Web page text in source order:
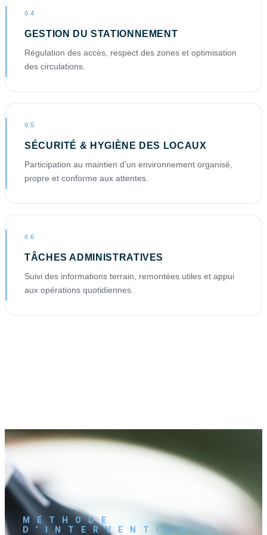
04
GESTION DU STATIONNEMENT
Régulation des accès, respect des zones et optimisation
des circulations.
05
SÉCURITÉ & HYGIÈNE DES LOCAUX
Participation au maintien d’un environnement organisé,
propre et conforme aux attentes.
06
TÂCHES ADMINISTRATIVES
Suivi des informations terrain, remontées utiles et appui
aux opérations quotidiennes.
MÉTHODE
D’INTERVENTION